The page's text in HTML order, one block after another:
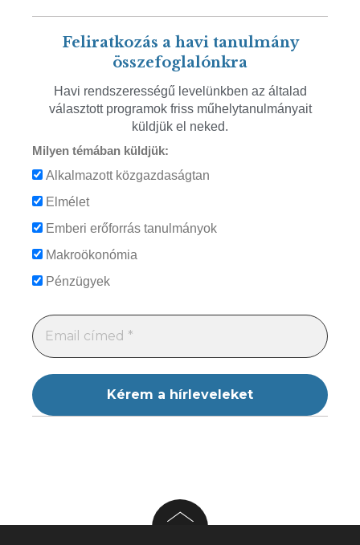
Feliratkozás a havi tanulmány
összefoglalónkra
Havi rendszerességű levelünkben az általad
választott programok friss műhelytanulmányait
küldjük el neked.
Milyen témában küldjük:
Alkalmazott közgazdaságtan
Elmélet
Emberi erőforrás tanulmányok
Makroökonómia
Pénzügyek